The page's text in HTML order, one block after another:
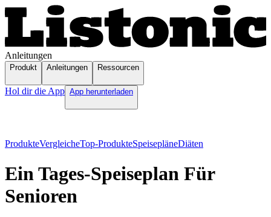
Anleitungen
Produkt Anleitungen Ressourcen
Hol dir die App App herunterladen
ProdukteVergleicheTop-ProdukteSpeisepläneDiäten
Ein Tages-Speiseplan Für
Senioren